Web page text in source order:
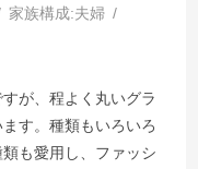
家族構成:夫婦
が、程よく丸いグラ
す。種類もいろいろ
も愛用し、ファッシ